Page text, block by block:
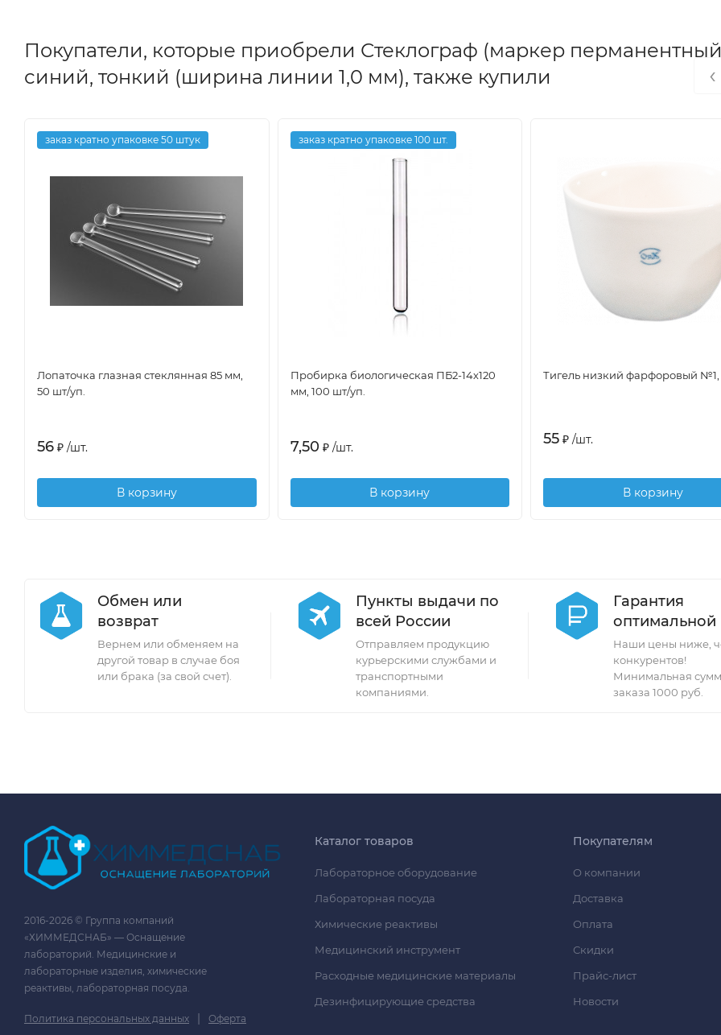
Покупатели, которые приобрели Стеклограф (маркер
синий, тонкий (ширина линии 1,0 мм), также купили
заказ кратно упаковке 50 штук
Лопаточка глазная стеклянная 85 мм,
50 шт/уп.
56 ₽ /шт.
В корзину
заказ кратно упаковке 100 шт.
Пробирка биологическая ПБ2-14х120
мм, 100 шт/уп.
7,50 ₽ /шт.
В корзину
Тигель низкий фарфоровый №1,
55 ₽ /шт.
В корзину
‹
Обмен или
возврат
Вернем или обменяем на
другой товар в случае боя
или брака (за свой счет).
Пункты выдачи по
всей России
Отправляем продукцию
курьерскими службами и
транспортными
компаниями.
Гарантия
Наши цены ниже,
конкурентов!
Минимальная
заказа 1000 руб.
2016-2026 © Группа компаний
«ХИММЕДСНАБ» — Оснащение
лабораторий. Медицинские и
лабораторные изделия, химические
реактивы, лабораторная посуда.
Политика персональных данных | Оферта
Каталог товаров
Лабораторное оборудование
Лабораторная посуда
Химические реактивы
Медицинский инструмент
Расходные медицинские материалы
Дезинфицирующие средства
Покупателям
О компании
Доставка
Оплата
Скидки
Прайс-лист
Новости